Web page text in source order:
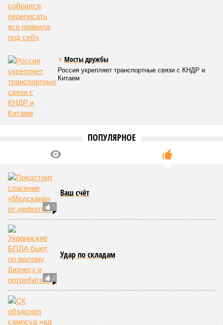
основываясь на современных научных исследованиях и
глобальных тенденциях, составили свой список
потенциально самых смертоносных стихийных бедствий,
угрожающих человечеству непосредственно сейчас, в XXI
«Золото» получили землетрясения. К наиболее
сейсмоопасным регионам относится Тихоокеанское
вулканическое огненное кольцо, включающее Индонезию,
Японию и западное побережье Северной и Южной Америки.
Турция, Иран, Индия и Непал также расположены на очень
активных линиях разломов тектонических плит. Не
Мадридском разломе в штате Миссури. Землетрясения
средней силы – явление, в общем-то, обычное и вполне
сносное, но периодически, раз в несколько столетий,
трясёт так, что мало не покажется никому. К примеру, в
самом конце 2004 года бахнуло близ побережья
индонезийского острова Суматра, а следом пошли
огромные, превышающие высоту 15 метров, волны. Итог –
250 тыс. погибших.
На втором месте в рейтинге A-Z Animals как раз цунами. В
этом плане к уязвимым регионам относятся: побережье
Индийского океана, тихо­океанские побережья Японии и
США, а также некоторые районы Карибского бассейна и
Средиземноморья. То есть в зоне риска уже не только
Поднебесная с Индией – не так ли?
«Бронзу» получают извержения супервулканов – «Наша
Версия» уже
окончательно проснётся знаменитый Йеллоустоун. Это